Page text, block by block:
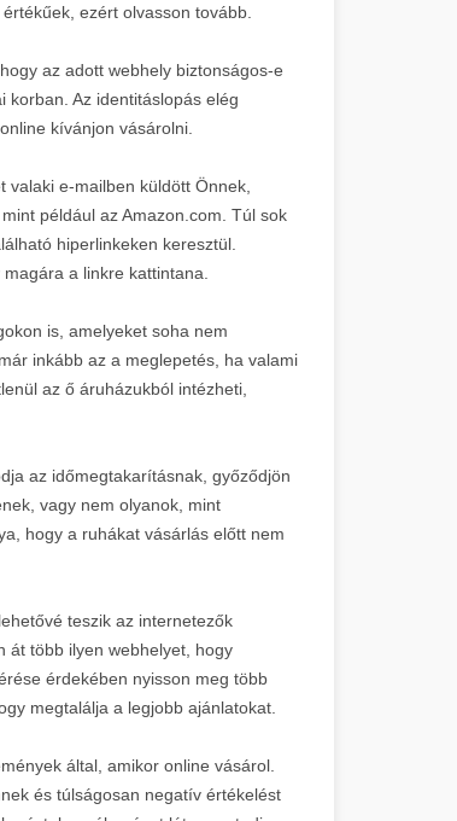
ezért olvasson tovább.
az adott webhely biztonságos-e
korban. Az identitáslopás elég
kívánjon vásárolni.
e-mailben küldött Önnek,
például az Amazon.com. Túl sok
hiperlinkeken keresztül.
a linkre kattintana.
is, amelyeket soha nem
inkább az a meglepetés, ha valami
az ő áruházukból intézheti,
az időmegtakarításnak, győződjön
vagy nem olyanok, mint
hogy a ruhákat vásárlás előtt nem
teszik az internetezők
át több ilyen webhelyet, hogy
érdekében nyisson meg több
megtalálja a legjobb ajánlatokat.
által, amikor online vásárol.
és túlságosan negatív értékelést